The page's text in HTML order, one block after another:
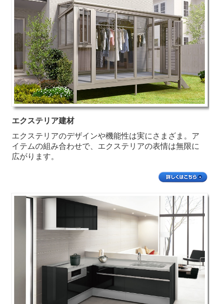
エクステリア建材
エクステリアのデザインや機能性は実にさまざま。ア
イテムの組み合わせで、エクステリアの表情は無限に
広がります。